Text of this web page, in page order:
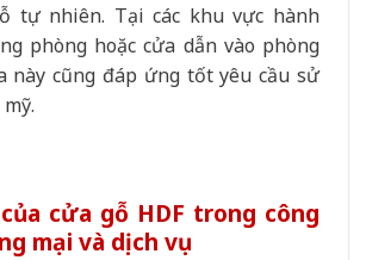
tự nhiên. Tại các khu vực hành
phòng hoặc cửa dẫn vào phòng
này cũng đáp ứng tốt yêu cầu sử
cửa gỗ HDF trong công
mại và dịch vụ